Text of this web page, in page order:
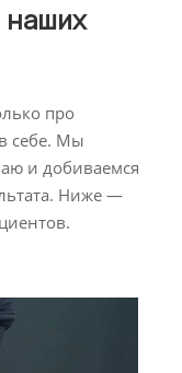
наших
про
себе. Мы
и добиваемся
Ниже —